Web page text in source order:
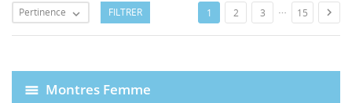
Montres Femme
Pertinence  FILTRER 1 2 3 15 